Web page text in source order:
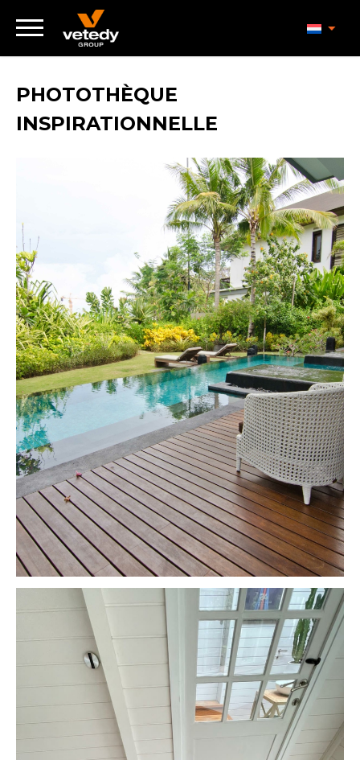
PHOTOTHÈQUE
INSPIRATIONNELLE